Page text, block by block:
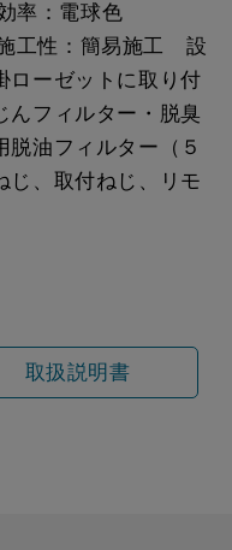
率：電球色
工性：簡易施工 設
ローゼットに取り付
フィルター・脱臭
脱油フィルター（５
じ、取付ねじ、リモ
取扱説明書